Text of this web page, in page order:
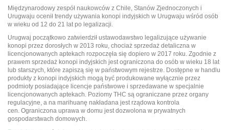
Międzynarodowy zespół naukowców z Chile, Stanów Zjednoczonych i
Urugwaju ocenił trendy używania konopi indyjskich w Urugwaju wśród osób
w wieku od 12 do 21 lat po legalizacji.
Urugwaj początkowo zatwierdził ustawodawstwo legalizujące używanie
konopi przez dorosłych w 2013 roku, chociaż sprzedaż detaliczna w
licencjonowanych aptekach rozpoczęła się dopiero w 2017 roku. Zgodnie z
prawem sprzedaż konopi indyjskich jest ograniczona do osób w wieku 18 lat
lub starszych, które zapiszą się w państwowym rejestrze. Dostępne w handlu
produkty z konopi indyjskich mogą być produkowane wyłącznie przez
podmioty posiadające licencje państwowe i sprzedawane w specjalnie
licencjonowanych aptekach. Poziomy THC są ograniczane przez organy
regulacyjne, a na marihuanę nakładana jest rządowa kontrola
cen. Ograniczona uprawa w domu jest dozwolona w prywatnych
gospodarstwach domowych.